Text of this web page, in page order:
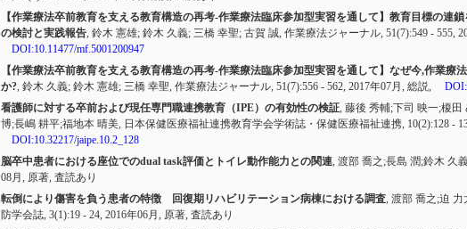
【作業療法卒前教育を支える教育構造の再考-作業療法臨床参加型実習を通して】教育目標の連
の検討と実践報告, 鈴木 憲雄; 鈴木 久義; 三橋 幸聖; 古賀 誠, 作業療法ジャーナル, 51(7):549 - 555,
DOI:10.11477/mf.5001200947
【作業療法卒前教育を支える教育構造の再考-作業療法臨床参加型実習を通して】なぜ今,作業療
か?, 鈴木 久義; 鈴木 憲雄; 三橋 幸聖, 作業療法ジャーナル, 51(7):556 - 562, 2017年07月, 総説,
看護師に対する卒前および現任専門職連携教育（IPE）の有効性の検証, 藤後 秀輔;下司 映一;榎
博;長嶋 耕平;福地本 晴美, 日本保健医療福祉連携教育学会学術誌・保健医療福祉連携, 10(2):128 -
DOI:10.32217/jaipe.10.2_128
脳卒中患者における座位でのdual task評価とトイレ動作能力との関連, 渡部 喬之;長島 潤;鈴木 久
08月, 原著, 査読あり
転倒により傷害を負う患者の特徴 回復期リハビリテーション病棟における調査, 渡部 喬之;迫
防学会誌, 3(1):19 - 24, 2016年06月, 原著, 査読あり